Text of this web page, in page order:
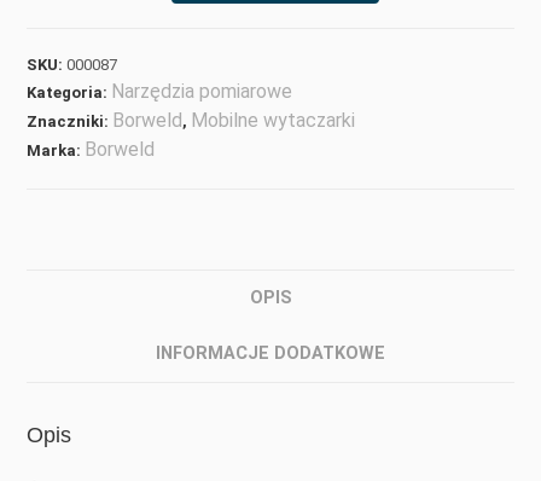
SKU:000087
Kategoria: Narzędzia pomiarowe
Znaczniki: Borweld , Mobilne wytaczarki
Marka: Borweld
OPIS
INFORMACJE DODATKOWE
Opis